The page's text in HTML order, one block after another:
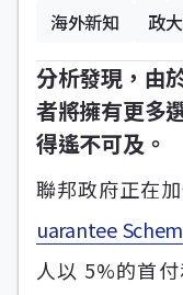
海外新知
政
分析發現，由
者將擁有更多
得遙不可及。
聯邦政府正在
uarantee
人以 5%的首